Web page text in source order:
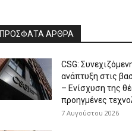
ΠΡΟΣΦΑΤΑ ΑΡΘΡΑ
CSG:
ανάπτυξη στις
– Ενίσχυση της
προηγμένες
7 Αυγούστου 2026